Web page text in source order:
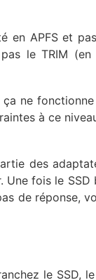
en APFS et
le TRIM (en
ne
à ce
des
Une fois le SSD
de réponse,
le SSD,